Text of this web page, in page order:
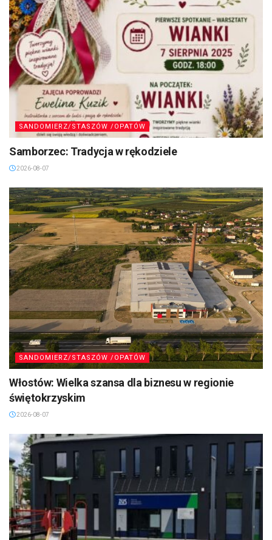
SANDOMIERZ/STASZÓW /OPATÓW
Samborzec: Tradycja w rękodziele
2026-08-07
SANDOMIERZ/STASZÓW /OPATÓW
Włostów: Wielka szansa dla biznesu w regionie
świętokrzyskim
2026-08-07